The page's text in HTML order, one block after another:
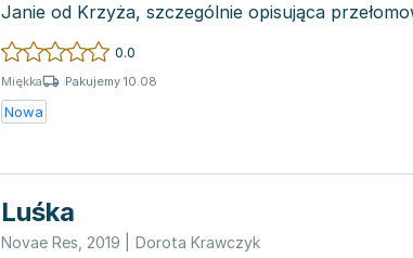
Janie od Krzyża, szczególnie opisująca
życi...
0.0
Miękka Pakujemy 10.08
Nowa
Luśka
Novae Res 2019 Dorota Krawczyk